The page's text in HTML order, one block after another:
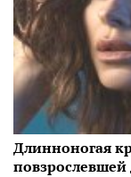
Длинноногая